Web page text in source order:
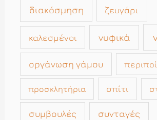
διακόσμηση ζευγάρι
καλεσμένοι νυφικά
οργάνωση γάμου
προσκλητήρια σπίτι
συμβουλές συνταγές